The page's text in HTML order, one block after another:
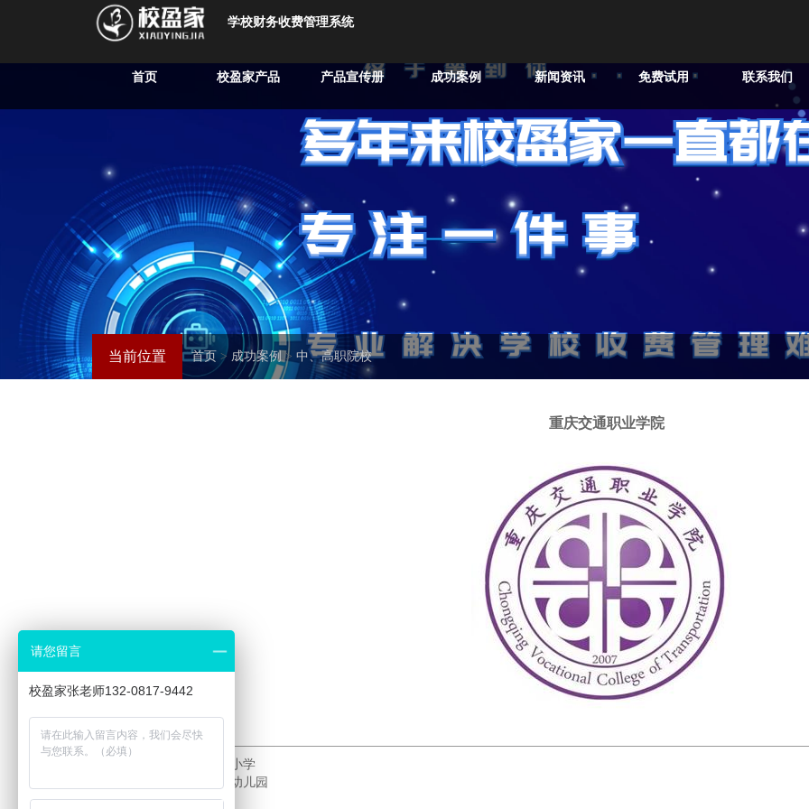
学校财务收费管理系统
首页 校盈家产品 产品宣传册 成功案例 新闻资讯 免费试用 联系我们
当前位置 首页 > 成功案例 > 中、高职院校
重庆交通职业学院
南宁市江南区富乐小学
泸州天立学校附属幼儿园
请您留言
校盈家张老师132-0817-9442